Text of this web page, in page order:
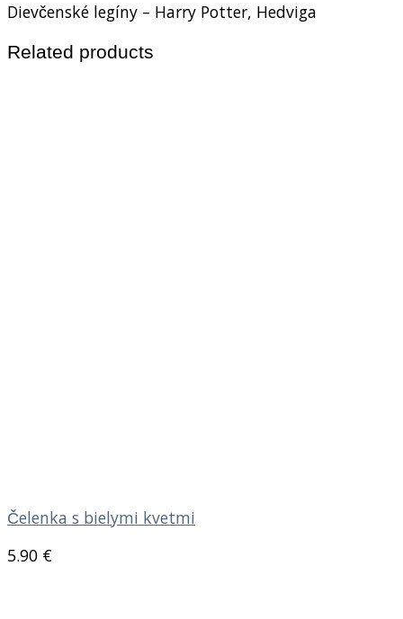
Dievčenské legíny – Harry Potter, Hedviga
Related products
Čelenka s bielymi kvetmi
5.90 €